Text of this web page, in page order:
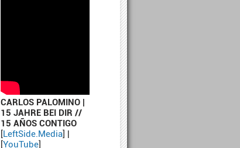
CARLOS PALOMINO |
15 JAHRE BEI DIR //
15 AÑOS CONTIGO
[LeftSide.Media] |
[YouTube]